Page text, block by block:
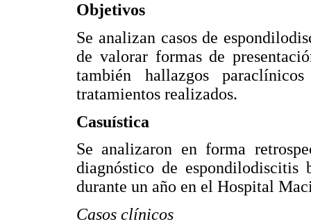
Objetivos
Se analizan casos de
de valorar formas de
también hallazgos
tratamientos realizados.
Casuística
Se analizaron en forma
diagnóstico de espondilodiscitis
durante un año en el Hospital
Casos clínicos